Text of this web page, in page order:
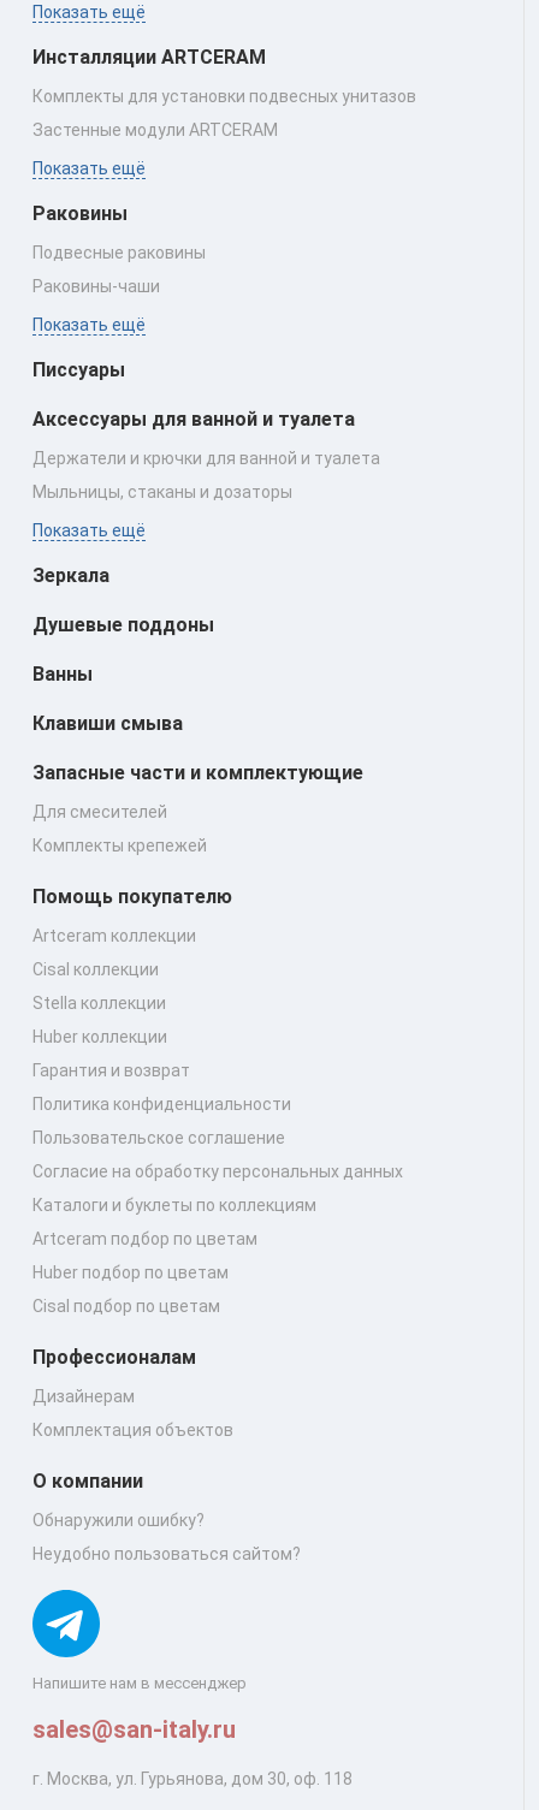
Показать ещё
Инсталляции ARTCERAM
Комплекты для установки подвесных унитазов
Застенные модули ARTCERAM
Показать ещё
Раковины
Подвесные раковины
Раковины‑чаши
Показать ещё
Писсуары
Аксессуары для ванной и туалета
Держатели и крючки для ванной и туалета
Мыльницы, стаканы и дозаторы
Показать ещё
Зеркала
Душевые поддоны
Ванны
Клавиши смыва
Запасные части и комплектующие
Для смесителей
Комплекты крепежей
Напишите нам в мессенджер
sales@san-italy.ru
г. Москва, ул. Гурьянова, дом 30, оф. 118
Помощь покупателю
Artceram коллекции
Cisal коллекции
Stella коллекции
Huber коллекции
Гарантия и возврат
Политика конфиденциальности
Пользовательское соглашение
Согласие на обработку персональных данных
Каталоги и буклеты по коллекциям
Artceram подбор по цветам
Huber подбор по цветам
Cisal подбор по цветам
Профессионалам
Дизайнерам
Комплектация объектов
О компании
Обнаружили ошибку?
Неудобно пользоваться сайтом?